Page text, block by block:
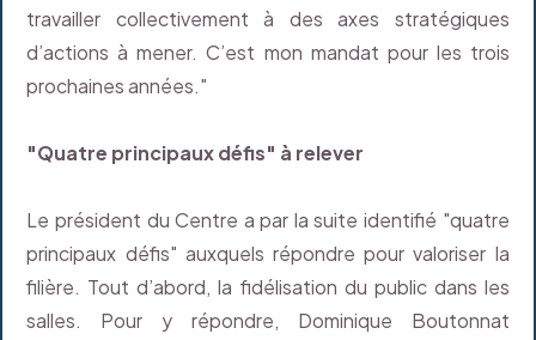
travailler collectivement à des axes stratégiques
d’actions à mener. C’est mon mandat pour les trois
prochaines années."
"Quatre principaux défis" à relever
Le président du Centre a par la suite identifié "quatre
principaux défis" auxquels répondre pour valoriser la
filière. Tout d’abord, la fidélisation du public dans les
salles. Pour y répondre, Dominique Boutonnat